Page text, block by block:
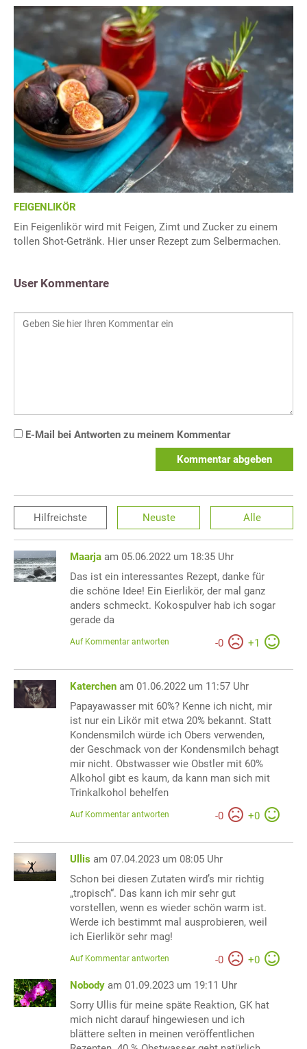
FEIGENLIKÖR
Ein Feigenlikör wird mit Feigen, Zimt und Zucker zu einem
tollen Shot-Getränk. Hier unser Rezept zum Selbermachen.
User Kommentare
E-Mail bei Antworten zu meinem Kommentar
Kommentar abgeben
Hilfreichste Neuste Alle
Maarja am 05.06.2022 um 18:35 Uhr
Das ist ein interessantes Rezept, danke für
die schöne Idee! Ein Eierlikör, der mal ganz
anders schmeckt. Kokospulver hab ich sogar
gerade da
-0 +1
Auf Kommentar antworten
Katerchen am 01.06.2022 um 11:57 Uhr
Papayawasser mit 60%? Kenne ich nicht, mir
ist nur ein Likör mit etwa 20% bekannt. Statt
Kondensmilch würde ich Obers verwenden,
der Geschmack von der Kondensmilch behagt
mir nicht. Obstwasser wie Obstler mit 60%
Alkohol gibt es kaum, da kann man sich mit
Trinkalkohol behelfen
-0 +0
Auf Kommentar antworten
Ullis am 07.04.2023 um 08:05 Uhr
Schon bei diesen Zutaten wird’s mir richtig
„tropisch“. Das kann ich mir sehr gut
vorstellen, wenn es wieder schön warm ist.
Werde ich bestimmt mal ausprobieren, weil
ich Eierlikör sehr mag!
-0 +0
Auf Kommentar antworten
Nobody am 01.09.2023 um 19:11 Uhr
Sorry Ullis für meine späte Reaktion, GK hat
mich nicht darauf hingewiesen und ich
blättere selten in meinen veröffentlichen